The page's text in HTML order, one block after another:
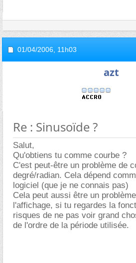
01/04/2006, 11h03
azt
Re : Sinusoïde ?
Salut,
Qu'obtiens tu comme courbe ?
C'est peut-être un problème de
degré/radian. Cela dépend
logiciel (que je ne connais pas)
Cela peut aussi être un
l'affichage, si tu regardes la
risques de ne pas voir grand
de l'ordre de la période utilisée.